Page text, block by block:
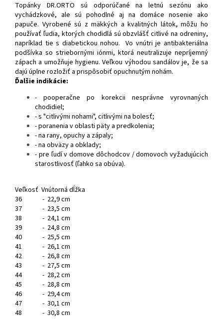
Topánky DR.ORTO sú odporúčané na letnú sezónu ako
vychádzkové, ale sú pohodlné aj na domáce nosenie ako
papuče. Vyrobené sú z mäkkých a kvalitných látok, môžu ho
používať ľudia, ktorých chodidlá sú obzvlášť citlivé na odreniny,
napríklad tie s diabetickou nohou. Vo vnútri je antibakteriálna
podšívka so striebornými iónmi, ktorá neutralizuje nepríjemný
zápach a umožňuje hygienu. Veľkou výhodou sandálov je, že sa
dajú úplne rozložiť a prispôsobiť opuchnutým nohám.
Ďalšie indikácie:
- pooperačne po korekcii nesprávne vyrovnaných
chodidiel;
- s "citlivými nohami", citlivými na bolesť;
- poranenia v oblasti päty a predkolenia;
- na rany, opuchy a zápaly;
- na obväzy a obklady;
- pre ľudí v domove dôchodcov / domovoch vyžadujúcich
starostlivosť (ľahko sa obúva).
Veľkosť Vnútorná dĺžka
36
- 22,9 cm
37
- 23,5 cm
38
- 24,1 cm
39
- 24,8 cm
40
- 25,5 cm
41
- 26,1 cm
42
- 26,8 cm
43
- 27,5 cm
44
- 28,2 cm
45
- 28,8 cm
46
- 29,4 cm
47
- 30,1 cm
48
- 30,8 cm